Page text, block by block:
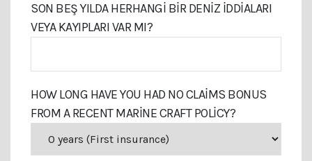
SON BEŞ YILDA HERHANGI BIR DENIZ İDDIALARI
VEYA KAYIPLARI VAR MI?
HOW LONG HAVE YOU HAD NO CLAIMS BONUS
FROM A RECENT MARINE CRAFT POLICY?